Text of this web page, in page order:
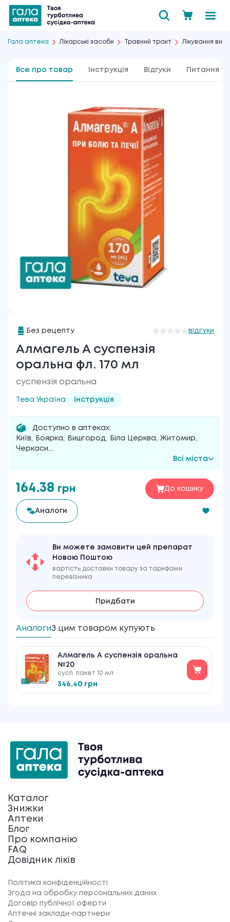
Гала аптека Лікарські засоби Травний тракт Лікування
Все про товар Інструкція Відгуки Питання та
Без рецепту відгуки
Алмагель А суспензія
оральна фл. 170 мл
суспензія оральна
Тева Україна Інструкція
Доступно в аптеках:
Київ, Боярка, Вишгород, Біла Церква, Житомир,
Черкаси...
Всі міста
164.38 грн До кошику
Аналоги
Ви можете замовити цей препарат
Новою Поштою
вартість доставки товару за тарифами
перевізника
Придбати
АналогиЗ цим товаром купують
Алмагель А суспензія оральна
№20
сусп. пакет 10 мл
346.40 грн
Каталог
Знижки
Аптеки
Блог
Про компанію
FAQ
Довідник ліків
Політика конфіденційності
Згода на обробку персональних даних
Договір публічної оферти
Аптечні заклади-партнери